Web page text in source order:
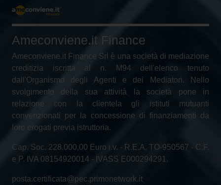
Ameconviene.it Finance
Ameconviene.it Finance Srl è una società di mediazione
creditizia iscritta al n. M94 dell'elenco tenuto
dall'Organismo degli Agenti e dei Mediatori. Nello
svolgimento della sua attività la società pone in
relazione con la clientela gli istituti mutuanti
convenzionati per la concessione di finanziamenti da
loro erogati previa istruttoria.
Cap. Soc. 228.000,00 Euro i.v. - R.E.A. TO-950567 - C.F.
e P. IVA 08154920014 - IVASS E000294291.
posta.certificata@pec.primonetwork.it